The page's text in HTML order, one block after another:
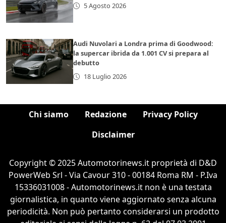
5 Agosto 2026
Audi Nuvolari a Londra prima di Goodwood:
la supercar ibrida da 1.001 CV si prepara al
debutto
18 Luglio 2026
Chi siamo Redazione
Privacy Policy
Disclaimer
Copyright © 2025 Automotorinews.it proprietà di D&D
PowerWeb Srl - Via Cavour 310 - 00184 Roma RM - P.Iva
15336031008 - Automotorinews.it non è una testata
giornalistica, in quanto viene aggiornato senza alcuna
periodicità. Non può pertanto considerarsi un prodotto